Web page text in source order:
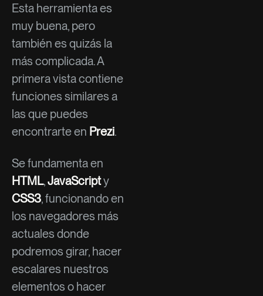
Esta herramienta es
muy buena, pero
también es quizás la
más complicada. A
primera vista contiene
funciones similares a
las que puedes
encontrarte en Prezi.
Se fundamenta en
HTML,JavaScripty
CSS3, funcionando en
los navegadores más
actuales donde
podremos girar, hacer
escalares nuestros
elementos o hacer